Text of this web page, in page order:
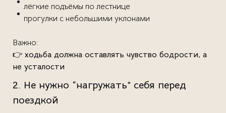
лёгкие подъёмы по лестнице
прогулки с небольшими уклонами
Важно:
👉 ходьба должна оставлять чувство бодрости, а
не усталости
2. Не нужно “нагружать” себя перед
поездкой